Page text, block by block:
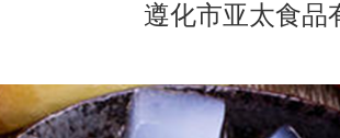
遵化市亚太食品